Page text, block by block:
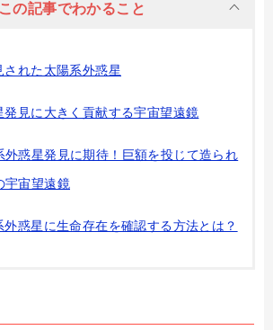
この記事でわかること
された太陽系外惑星
発見に大きく貢献する宇宙望遠鏡
外惑星発見に期待！巨額を投じて造られ
宇宙望遠鏡
外惑星に生命存在を確認する方法とは？